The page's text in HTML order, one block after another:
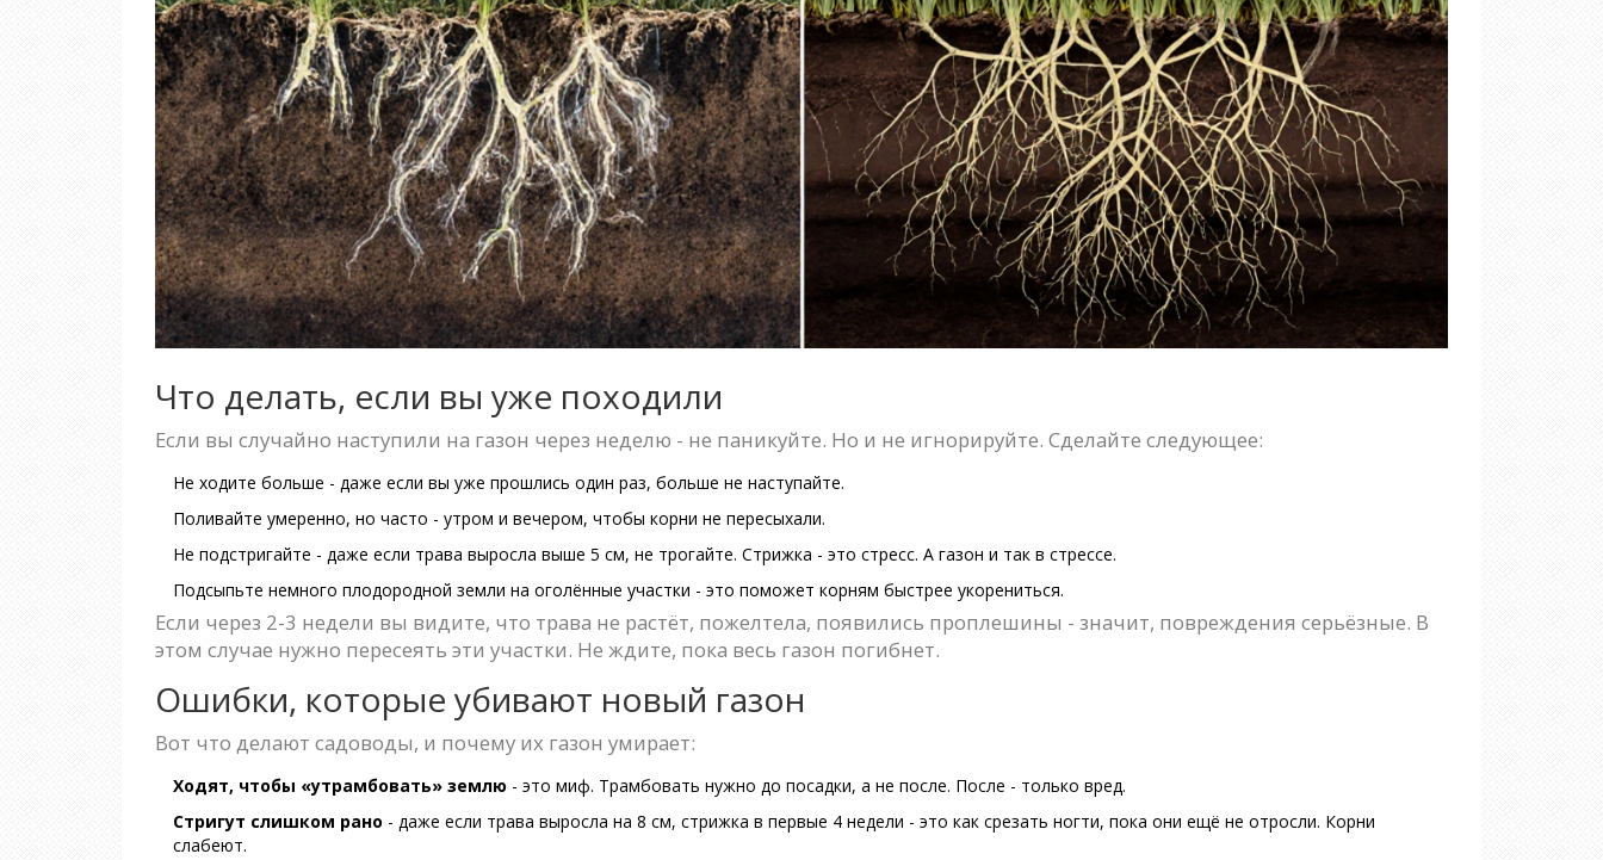
Что делать, если вы уже походили
Если вы случайно наступили на газон через неделю - не паникуйте. Но и не игнорируйте. Сделайте следующее:
Не ходите больше - даже если вы уже прошлись один раз, больше не наступайте.
Поливайте умеренно, но часто - утром и вечером, чтобы корни не пересыхали.
Не подстригайте - даже если трава выросла выше 5 см, не трогайте. Стрижка - это стресс. А газон и так в стрессе.
Подсыпьте немного плодородной земли на оголённые участки - это поможет корням быстрее укорениться.
Если через 2-3 недели вы видите, что трава не растёт, пожелтела, появились проплешины - значит, повреждения серьёзные. В
этом случае нужно пересеять эти участки. Не ждите, пока весь газон погибнет.
Ошибки, которые убивают новый газон
Вот что делают садоводы, и почему их газон умирает:
Ходят, чтобы «утрамбовать» землю - это миф. Трамбовать нужно до посадки, а не после. После - только вред.
Стригут слишком рано - даже если трава выросла на 8 см, стрижка в первые 4 недели - это как срезать ногти, пока они ещё не отросли. Корни
слабеют.